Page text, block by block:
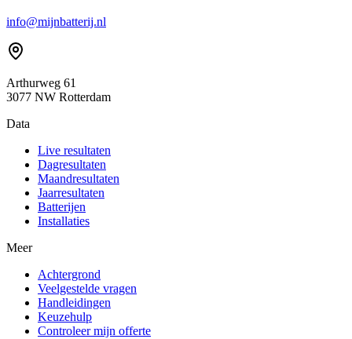
info@mijnbatterij.nl
Arthurweg 61
3077 NW Rotterdam
Data
Live resultaten
Dagresultaten
Maandresultaten
Jaarresultaten
Batterijen
Installaties
Meer
Achtergrond
Veelgestelde vragen
Handleidingen
Keuzehulp
Controleer mijn offerte